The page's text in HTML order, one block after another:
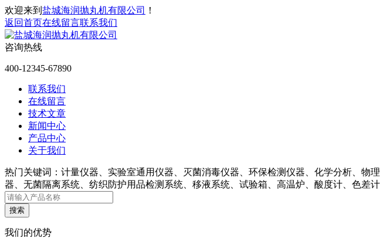
欢迎来到 盐城海润抛丸机有限公司
！
返回首页在线留言联系我们
咨询热线
400-12345-67890
联系我们
在线留言
技术文章
新闻中心
产品中心
关于我们
热门关键词： 计量仪器、实验室通用仪器、灭菌消毒仪器、环保检测仪器、化学分析、物
器、无菌隔离系统、纺织防护用品检测系统、移液系统、试验箱、高温炉、酸度计、色
我们的优势